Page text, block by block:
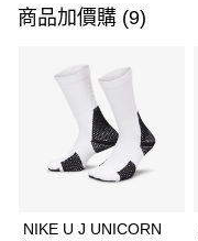
信用卡一次付款
3 期 0 利率 每期
合作金庫商業銀行
華南商業銀行
上海商業儲蓄銀行
Apple Pay
商品加價購 (9)
NIKE U J UNICORN